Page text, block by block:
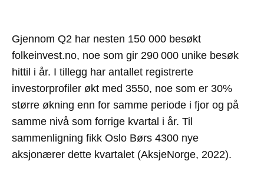
Gjennom Q2 har nesten 150 000 besøkt
folkeinvest.no, noe som gir 290 000 unike besøk
hittil i år. I tillegg har antallet registrerte
investorprofiler økt med 3550, noe som er 30%
større økning enn for samme periode i fjor og på
samme nivå som forrige kvartal i år. Til
sammenligning fikk Oslo Børs 4300 nye
aksjonærer dette kvartalet (AksjeNorge, 2022).